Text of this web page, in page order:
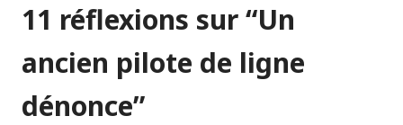
11 réflexions sur “Un
ancien pilote de ligne
dénonce”